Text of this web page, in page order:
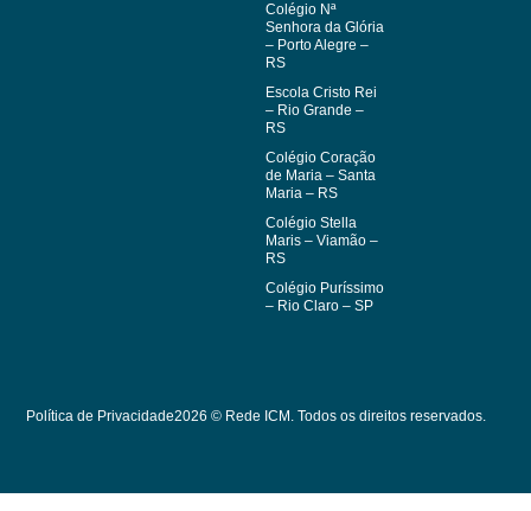
Colégio Nª
Senhora da Glória
– Porto Alegre –
RS
Escola Cristo Rei
– Rio Grande –
RS
Colégio Coração
de Maria – Santa
Maria – RS
Colégio Stella
Maris – Viamão –
RS
Colégio Puríssimo
– Rio Claro – SP
Política de Privacidade2026 © Rede ICM. Todos os direitos reservados.